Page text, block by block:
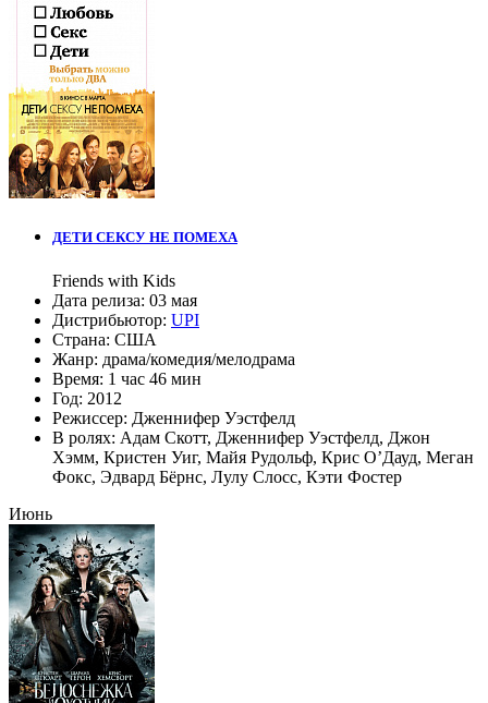
ДЕТИ СЕКСУ НЕ ПОМЕХА
Friends with Kids
Дата релиза: 03 мая
Дистрибьютор: UPI
Страна: США
Жанр: драма/комедия/мелодрама
Время: 1 час 46 мин
Год: 2012
Режиссер: Дженнифер Уэстфелд
В ролях: Адам Скотт, Дженнифер Уэстфелд, Джон
Хэмм, Кристен Уиг, Майя Рудольф, Крис О’Дауд, Меган
Фокс, Эдвард Бёрнс, Лулу Слосс, Кэти Фостер
Июнь